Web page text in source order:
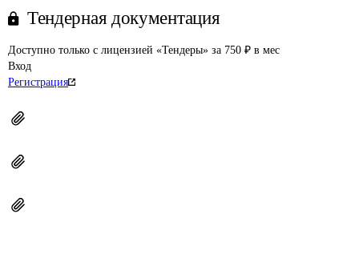
Тендерная документация
Доступно только с лицензией «Тендеры» за 750 ₽ в мес
Вход
Регистрация